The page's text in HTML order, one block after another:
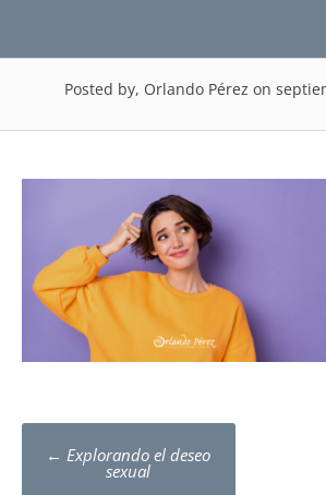
Posted by, Orlando Pérez on
Post
← Explorando el deseo
sexual